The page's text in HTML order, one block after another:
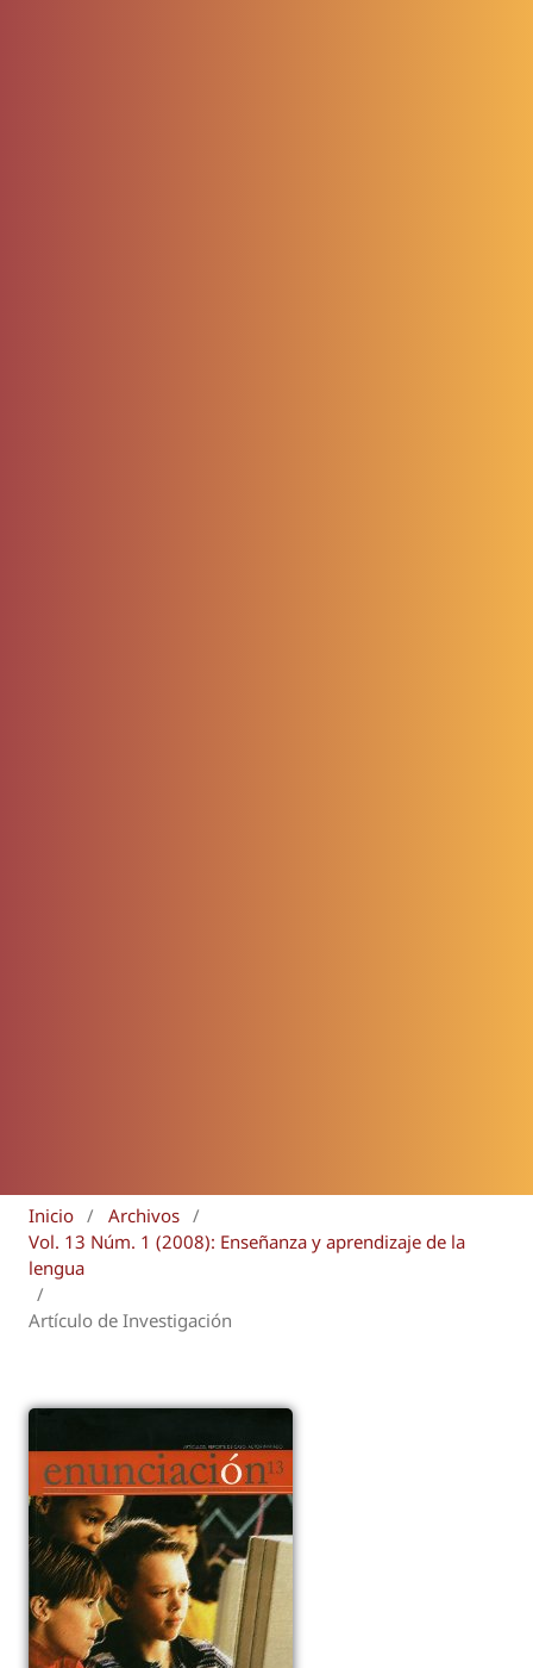
Inicio / Archivos /
Vol. 13 Núm. 1 (2008): Enseñanza y aprendizaje de la
lengua
/
Artículo de Investigación